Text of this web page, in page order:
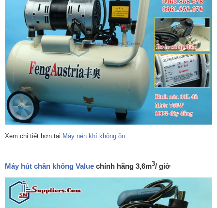
Xem chi tiết hơn tại Máy nén khí không ồn
Máy hút chân không Value chính hãng 3,6m3/ giờ